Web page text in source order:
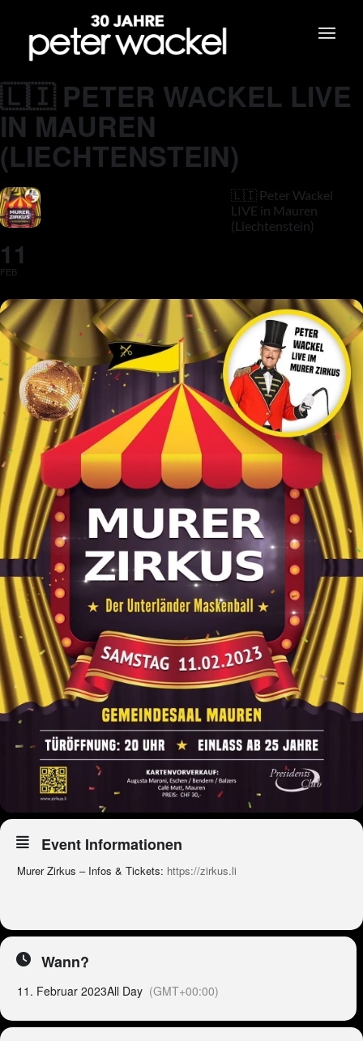
🇱🇮 PETER WACKEL LIVE
IN MAUREN
(LIECHTENSTEIN)
11
FEB
🇱🇮 Peter Wackel
LIVE in Mauren
(Liechtenstein)
Event Informationen
Murer Zirkus – Infos & Tickets: https://zirkus.li
Wann?
11. Februar 2023All Day (GMT+00:00)